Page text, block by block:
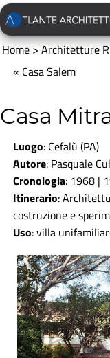
Home>Architetture
« Casa Salem
Casa
Luogo: Cefalù (PA)
Autore: Pasquale
Cronologia: 1968 |
Itinerario:
costruzione e
Uso: villa